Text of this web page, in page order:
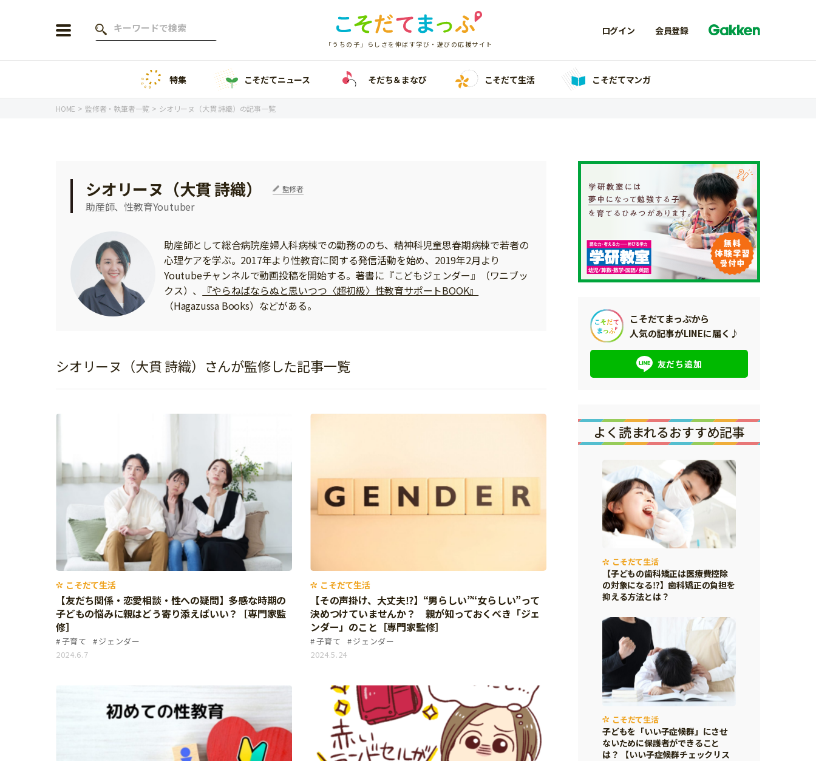
「うちの子」らしさを伸ばす学び・遊びの応援サイト
ログイン 会員登録
1歳
小学2年生
小学4年生
小学6年生
こそだてニュース
そだち＆まなび
ワーク・ドリル
科学・プログラミング
絵本・読み聞かせ
読書感想文
本・読書
運動・あそび・ゲーム
知育
こそだて生活
ファッション・美容
おでかけ
健康
特集 こそだてニュース そだち＆まなび こそだて生活 こそだてマンガ
HOME 監修者・執筆者一覧 シオリーヌ（大貫 詩織）の記事一覧
シオリーヌ（大貫 詩織） 監修者
助産師、性教育Youtuber
助産師として総合病院産婦人科病棟での勤務ののち、精神科児童思春期病棟で若者の
心理ケアを学ぶ。2017年より性教育に関する発信活動を始め、2019年2月より
Youtubeチャンネルで動画投稿を開始する。著書に『こどもジェンダー』（ワニブッ
クス）、
『やらねばならぬと思いつつ〈超初級〉性教育サポートBOOK』
（Hagazussa Books）などがある。
シオリーヌ（大貫 詩織）さんが監修した記事一覧
こそだて生活
【友だち関係・恋愛相談・性への疑問】多感な時期の
子どもの悩みに親はどう寄り添えばいい？［専門家監
修］
子育て
ジェンダー
2024.6.7
こそだて生活
【その声掛け、大丈夫⁉】“男らしい”“女らしい”って
決めつけていませんか？ 親が知っておくべき「ジェ
ンダー」のこと［専門家監修］
子育て
ジェンダー
2024.5.24
こそだてまっぷから
人気の記事がLINEに届く♪
友だち追加
よく読まれるおすすめ記事
こそだて生活
【子どもの歯科矯正は医療費控除
の対象になる⁉】歯科矯正の負担を
抑える方法とは？
こそだて生活
子どもを「いい子症候群」にさせ
ないために保護者ができること
は？ 【いい子症候群チェックリス